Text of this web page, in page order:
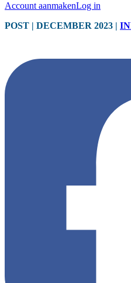
Account aanmakenLog in
POST | DECEMBER 2023 |